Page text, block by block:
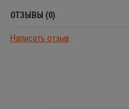
ОТЗЫВЫ (0)
Написать отзыв